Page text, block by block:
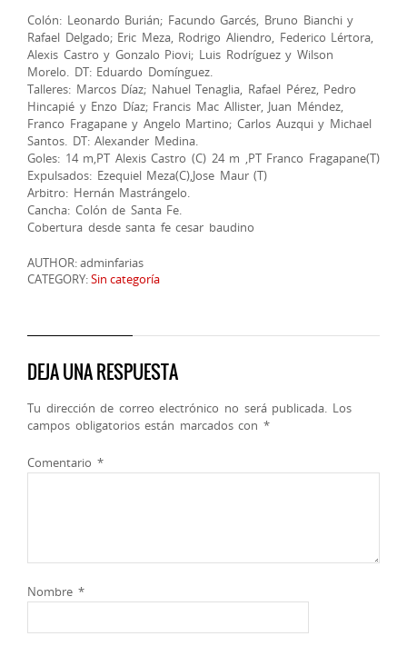
Colón: Leonardo Burián; Facundo Garcés, Bruno Bianchi y
Rafael Delgado; Eric Meza, Rodrigo Aliendro, Federico Lértora,
Alexis Castro y Gonzalo Piovi; Luis Rodríguez y Wilson
Morelo. DT: Eduardo Domínguez.
Talleres: Marcos Díaz; Nahuel Tenaglia, Rafael Pérez, Pedro
Hincapié y Enzo Díaz; Francis Mac Allister, Juan Méndez,
Franco Fragapane y Angelo Martino; Carlos Auzqui y Michael
Santos. DT: Alexander Medina.
Goles: 14 m,PT Alexis Castro (C) 24 m ,PT Franco Fragapane(T)
Expulsados: Ezequiel Meza(C),Jose Maur (T)
Arbitro: Hernán Mastrángelo.
Cancha: Colón de Santa Fe.
Cobertura desde santa fe cesar baudino
AUTHOR: adminfarias
CATEGORY:Sin categoría
DEJA UNA RESPUESTA
Tu dirección de correo electrónico no será publicada. Los
campos obligatorios están marcados con *
Comentario *
Nombre *